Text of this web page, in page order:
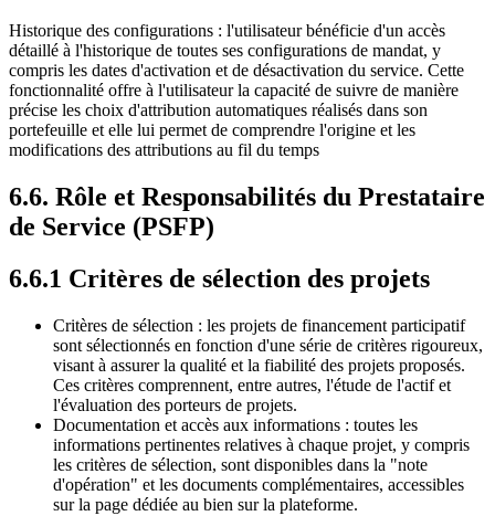
Historique des configurations : l'utilisateur bénéficie d'un accès
détaillé à l'historique de toutes ses configurations de mandat, y
compris les dates d'activation et de désactivation du service. Cette
fonctionnalité offre à l'utilisateur la capacité de suivre de manière
précise les choix d'attribution automatiques réalisés dans son
portefeuille et elle lui permet de comprendre l'origine et les
modifications des attributions au fil du temps
6.6. Rôle et Responsabilités du Prestataire
de Service (PSFP)
6.6.1 Critères de sélection des projets
Critères de sélection : les projets de financement participatif
sont sélectionnés en fonction d'une série de critères rigoureux,
visant à assurer la qualité et la fiabilité des projets proposés.
Ces critères comprennent, entre autres, l'étude de l'actif et
l'évaluation des porteurs de projets.
Documentation et accès aux informations : toutes les
informations pertinentes relatives à chaque projet, y compris
les critères de sélection, sont disponibles dans la "note
d'opération" et les documents complémentaires, accessibles
sur la page dédiée au bien sur la plateforme.